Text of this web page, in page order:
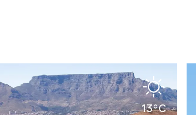
13°C